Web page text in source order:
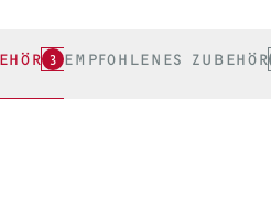
3 EMPFOHLENES ZUBEHÖR